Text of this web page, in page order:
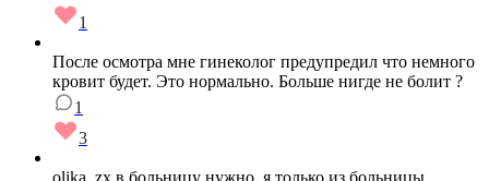
1
После осмотра мне гинеколог предупредил что немного
кровит будет. Это нормально. Больше нигде не болит ?
1
3